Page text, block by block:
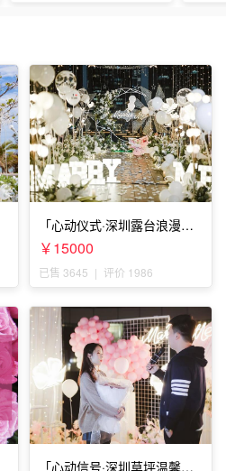
「心动仪式·深圳露台浪漫求
婚」
￥15000
已售 3645 | 评价 1986
「心动信号·深圳草坪温馨求